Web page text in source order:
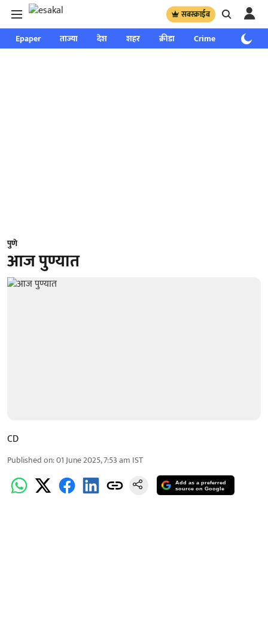
सबस्क्राईब
Epaper ताज्या देश शहर क्रीडा Crime साप्ताहिक
पुणे
आज पुण्यात
CD
Published on:01 June 2025, 7:53 am IST
Add as a preferred
source on Google